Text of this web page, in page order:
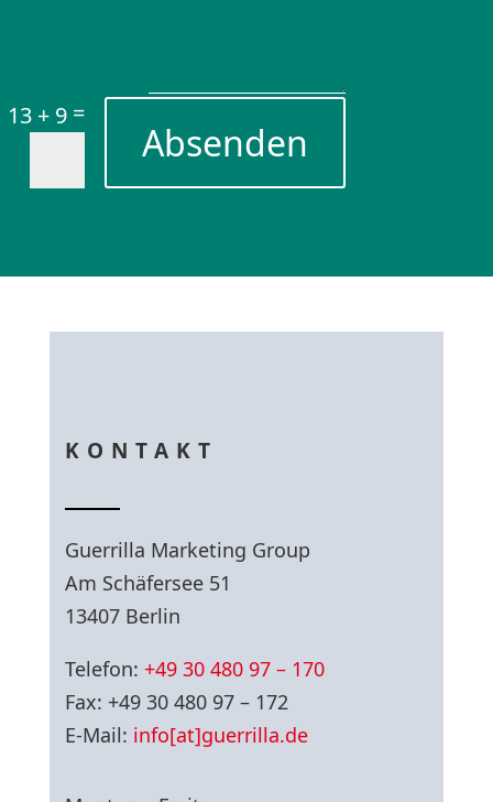
13 + 9=
Absenden
KONTAKT
Guerrilla Marketing Group
Am Schäfersee 51
13407 Berlin
Telefon: +49 30 480 97 – 170
Fax: +49 30 480 97 – 172
E-Mail: info[at]guerrilla.de